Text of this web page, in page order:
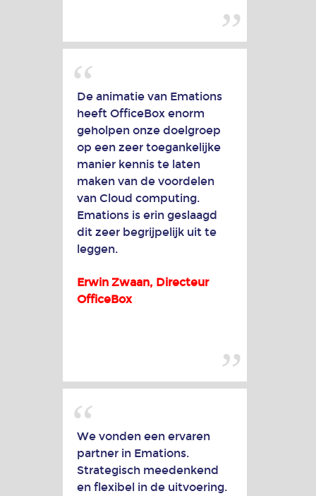
De animatie van Emations
heeft OfficeBox enorm
geholpen onze doelgroep
op een zeer toegankelijke
manier kennis te laten
maken van de voordelen
van Cloud computing.
Emations is erin geslaagd
dit zeer begrijpelijk uit te
leggen.
Erwin Zwaan, Directeur
OfficeBox
We vonden een ervaren
partner in Emations.
Strategisch meedenkend
en flexibel in de uitvoering.